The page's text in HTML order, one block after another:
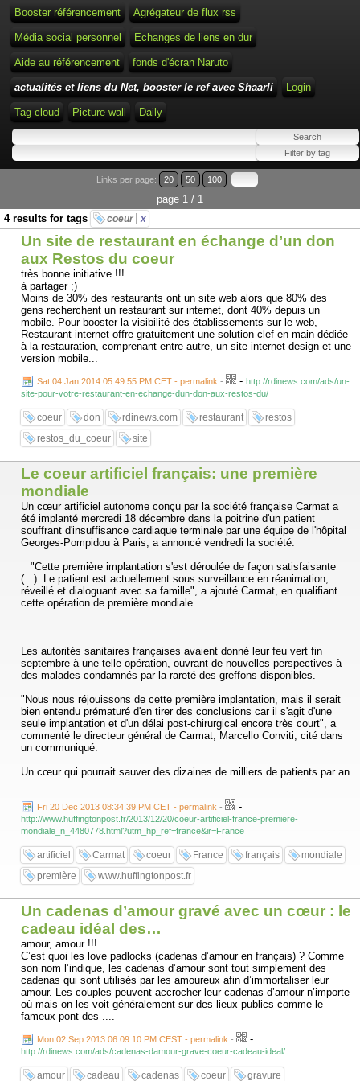
Booster référencement Agrégateur de flux rss
Média social personnel Echanges de liens en dur
Aide au référencement fonds d'écran Naruto
actualités et liens du Net, booster le ref avec Shaarli Login
Tag cloud Picture wall Daily
Links per page: 20 50 100
page 1 / 1
4 results for tags
coeur x
Un site de restaurant en échange d’un don
aux Restos du coeur
très bonne initiative !!!
à partager ;)
Moins de 30% des restaurants ont un site web alors que 80% des
gens recherchent un restaurant sur internet, dont 40% depuis un
mobile. Pour booster la visibilité des établissements sur le web,
Restaurant-internet offre gratuitement une solution clef en main dédiée
à la restauration, comprenant entre autre, un site internet design et une
version mobile...
Sat 04 Jan 2014 05:49:55 PM CET - permalink - - http://rdinews.com/ads/un-
site-pour-votre-restaurant-en-echange-dun-don-aux-restos-du/
coeur don rdinews.com restaurant
restos
restos_du_coeur
site
Le coeur artificiel français: une première
mondiale
Un cœur artificiel autonome conçu par la société française Carmat a
été implanté mercredi 18 décembre dans la poitrine d'un patient
souffrant d'insuffisance cardiaque terminale par une équipe de l'hôpital
Georges-Pompidou à Paris, a annoncé vendredi la société.
"Cette première implantation s'est déroulée de façon satisfaisante
(...). Le patient est actuellement sous surveillance en réanimation,
réveillé et dialoguant avec sa famille", a ajouté Carmat, en qualifiant
cette opération de première mondiale.
Les autorités sanitaires françaises avaient donné leur feu vert fin
septembre à une telle opération, ouvrant de nouvelles perspectives à
des malades condamnés par la rareté des greffons disponibles.
"Nous nous réjouissons de cette première implantation, mais il serait
bien entendu prématuré d'en tirer des conclusions car il s'agit d'une
seule implantation et d'un délai post-chirurgical encore très court", a
commenté le directeur général de Carmat, Marcello Conviti, cité dans
un communiqué.
Un cœur qui pourrait sauver des dizaines de milliers de patients par an
...
Fri 20 Dec 2013 08:34:39 PM CET - permalink - -
http://www.huffingtonpost.fr/2013/12/20/coeur-artificiel-france-premiere-
mondiale_n_4480778.html?utm_hp_ref=france&ir=France
artificiel Carmat coeur France français
mondiale
première
www.huffingtonpost.fr
Un cadenas d’amour gravé avec un cœur : le
cadeau idéal des…
amour, amour !!!
C’est quoi les love padlocks (cadenas d’amour en français) ? Comme
son nom l’indique, les cadenas d’amour sont tout simplement des
cadenas qui sont utilisés par les amoureux afin d’immortaliser leur
amour. Les couples peuvent accrocher leur cadenas d’amour n’importe
où mais on les voit généralement sur des lieux publics comme le
fameux pont des ....
Mon 02 Sep 2013 06:09:10 PM CEST - permalink - -
http://rdinews.com/ads/cadenas-damour-grave-coeur-cadeau-ideal/
amour cadeau cadenas coeur gravure